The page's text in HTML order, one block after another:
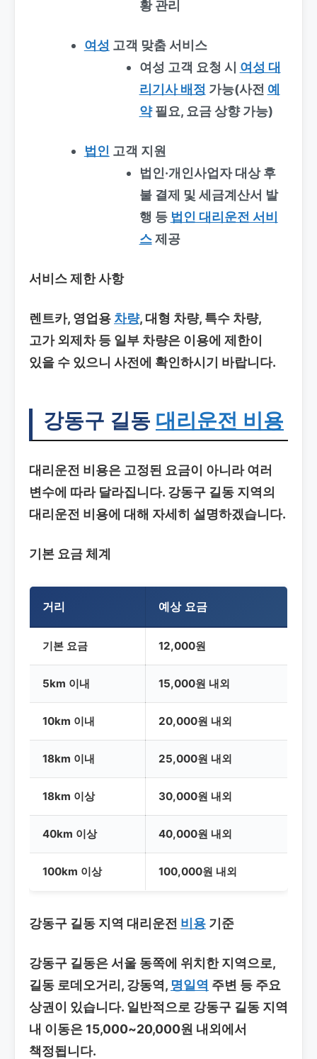
황 관리
여성 고객 맞춤 서비스
여성 고객 요청 시 여성 대
리기사 배정 가능(사전 예
약필요, 요금 상향 가능)
법인 고객 지원
법인·개인사업자 대상 후
불 결제 및 세금계산서 발
행 등 법인 대리운전 서비
스제공
서비스 제한 사항
렌트카, 영업용 차량, 대형 차량, 특수 차량,
고가 외제차 등 일부 차량은 이용에 제한이
있을 수 있으니 사전에 확인하시기 바랍니다.
강동구 길동 대리운전 비용
대리운전 비용은 고정된 요금이 아니라 여러
변수에 따라 달라집니다. 강동구 길동 지역의
대리운전 비용에 대해 자세히 설명하겠습니다.
기본 요금 체계
거리 예상 요금
기본 요금 12,000원
5km 이내 15,000원 내외
10km 이내 20,000원 내외
18km 이내 25,000원 내외
18km 이상 30,000원 내외
40km 이상 40,000원 내외
100km 이상 100,000원 내외
강동구 길동 지역 대리운전 비용 기준
강동구 길동은 서울 동쪽에 위치한 지역으로,
길동 로데오거리, 강동역, 명일역 주변 등 주요
상권이 있습니다. 일반적으로 강동구 길동 지역
내 이동은 15,000~20,000원 내외에서
책정됩니다.